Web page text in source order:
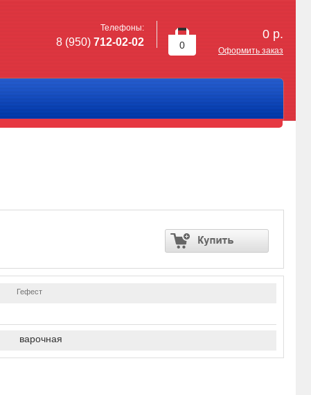
0
0 р.
Оформить заказ
Телефоны:
8 (950) 712-02-02
Гефест
варочная